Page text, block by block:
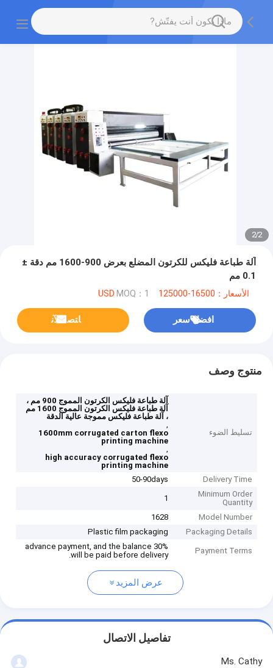
2
/
2
آلة طباعة فليكس للكرتون المضلع بعرض 900-1600 مم دقة ±
0.1 مم
الأسعار：16500-125000 USD MOQ：1
افضل سعر ﺎﺘﺼﻟ ﺍﻶﻧ
منتوج وصف
تسليط الضوء
آلة طباعة فليكس الكرتون المموج 900 مم ،
آلة طباعة فليكس الكرتون المموج 1600 مم
، آلة طباعة فليكس مموجة عالية الدقة
,
1600mm corrugated carton flexo
printing machine
,
high accuracy corrugated flexo
printing machine
Delivery Time
50-90days
Minimum Order
Quantity
1
Model Number
1628
Packaging Details
Plastic film packaging
Payment Terms
30% advance payment, and the balance
will be paid before delivery.
عرض المزيد
تفاصيل الاتصال
Ms. Cathy